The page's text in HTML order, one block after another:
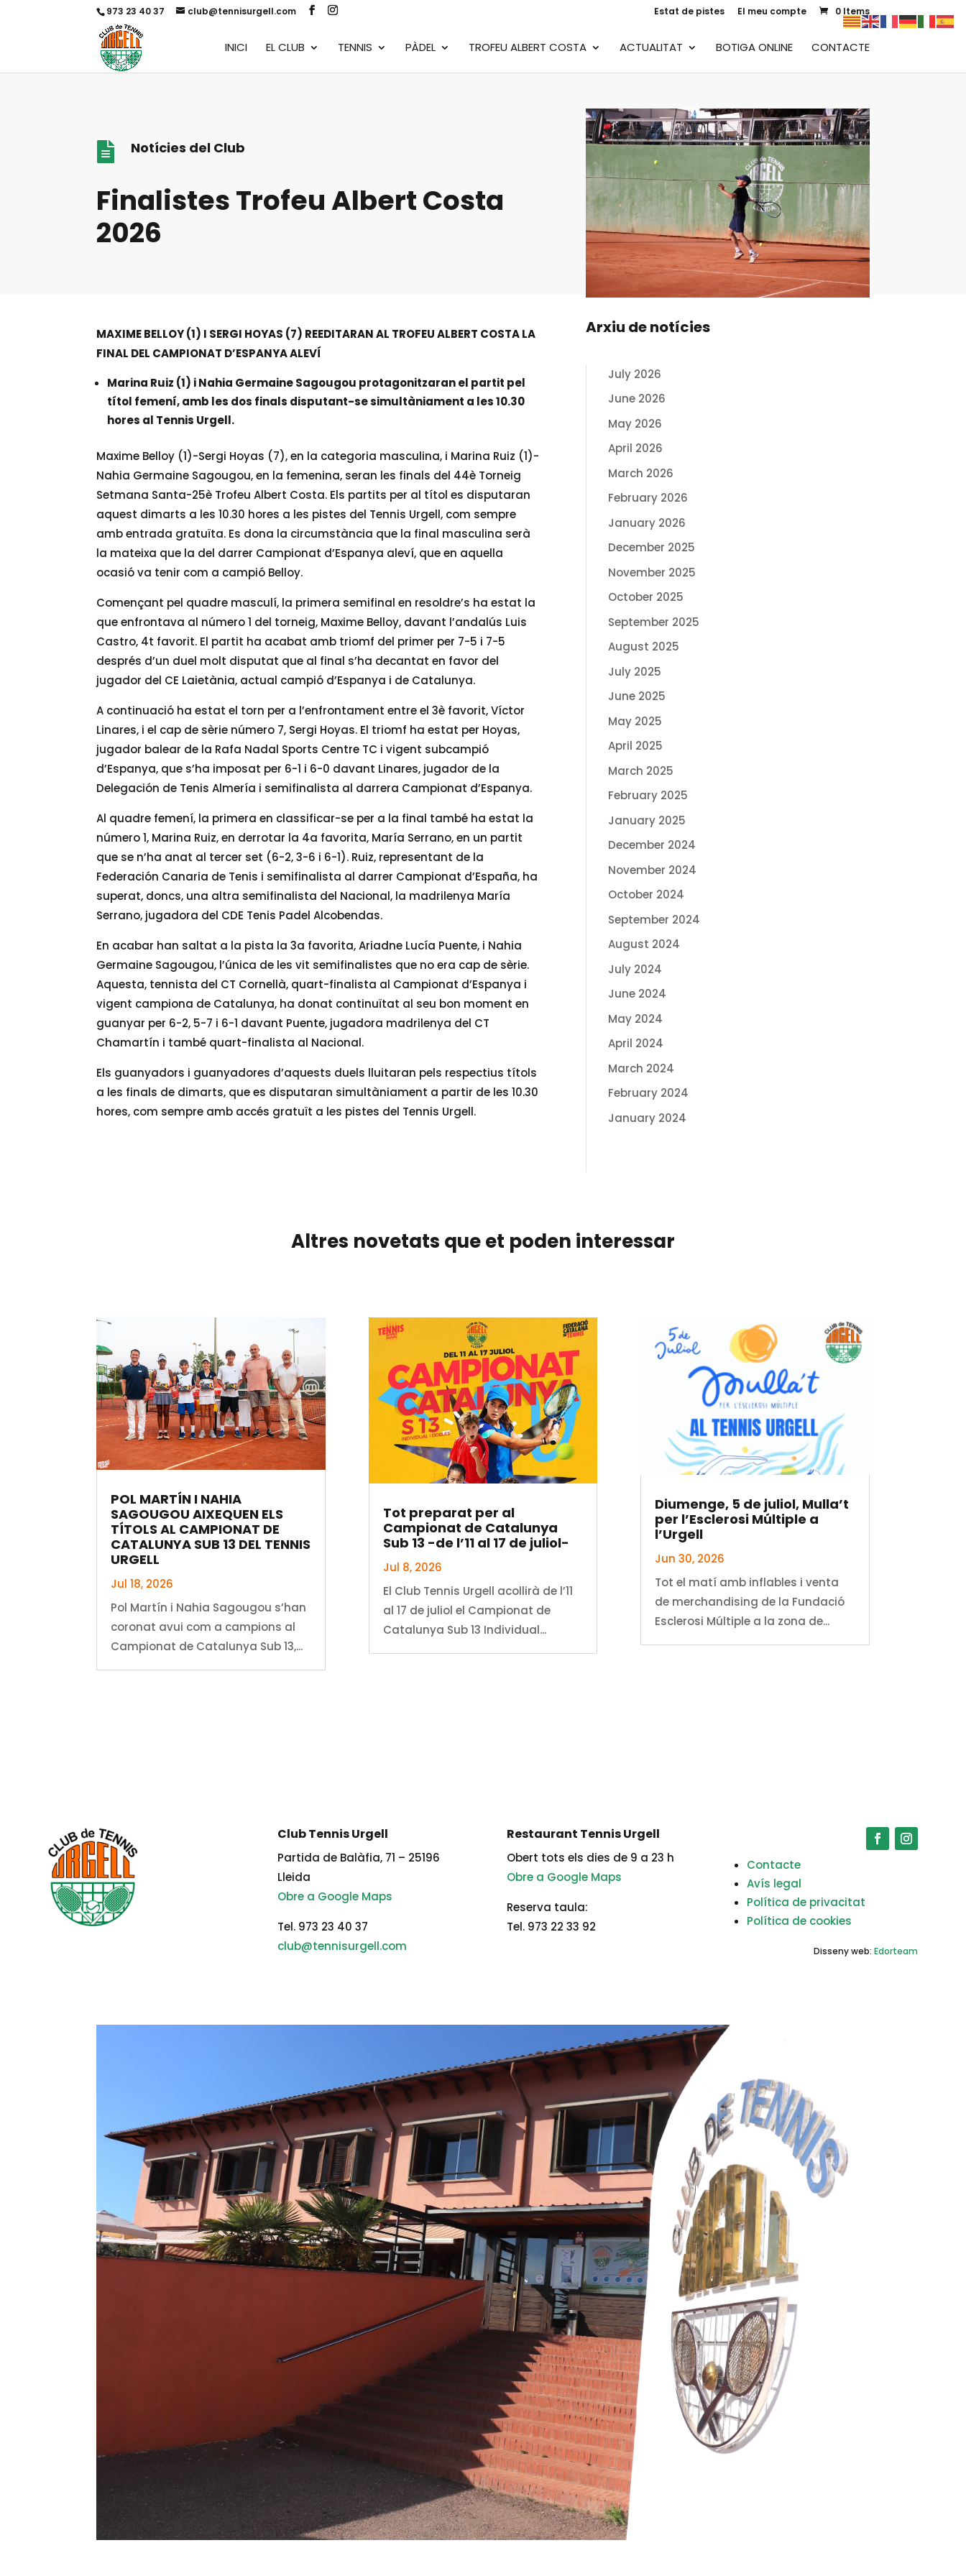
973 23 40 37 club@tennisurgell.com Estat de pistes El meu compte 0 Items
INICI EL CLUB TENNIS PÀDEL TROFEU ALBERT COSTA ACTUALITAT BOTIGA ONLINE CONTACTE
 Notícies del Club
Finalistes Trofeu Albert Costa
2026
MAXIME BELLOY (1) I SERGI HOYAS (7) REEDITARAN AL TROFEU ALBERT COSTA LA
FINAL DEL CAMPIONAT D’ESPANYA ALEVÍ
Marina Ruiz (1) i Nahia Germaine Sagougou protagonitzaran el partit pel
títol femení, amb les dos finals disputant-se simultàniament a les 10.30
hores al Tennis Urgell.
Maxime Belloy (1)-Sergi Hoyas (7), en la categoria masculina, i Marina Ruiz (1)-
Nahia Germaine Sagougou, en la femenina, seran les finals del 44è Torneig
Setmana Santa-25è Trofeu Albert Costa. Els partits per al títol es disputaran
aquest dimarts a les 10.30 hores a les pistes del Tennis Urgell, com sempre
amb entrada gratuïta. Es dona la circumstància que la final masculina serà
la mateixa que la del darrer Campionat d’Espanya aleví, que en aquella
ocasió va tenir com a campió Belloy.
Començant pel quadre masculí, la primera semifinal en resoldre’s ha estat la
que enfrontava al número 1 del torneig, Maxime Belloy, davant l’andalús Luis
Castro, 4t favorit. El partit ha acabat amb triomf del primer per 7-5 i 7-5
després d’un duel molt disputat que al final s’ha decantat en favor del
jugador del CE Laietània, actual campió d’Espanya i de Catalunya.
A continuació ha estat el torn per a l’enfrontament entre el 3è favorit, Víctor
Linares, i el cap de sèrie número 7, Sergi Hoyas. El triomf ha estat per Hoyas,
jugador balear de la Rafa Nadal Sports Centre TC i vigent subcampió
d’Espanya, que s’ha imposat per 6-1 i 6-0 davant Linares, jugador de la
Delegación de Tenis Almería i semifinalista al darrera Campionat d’Espanya.
Al quadre femení, la primera en classificar-se per a la final també ha estat la
número 1, Marina Ruiz, en derrotar la 4a favorita, María Serrano, en un partit
que se n’ha anat al tercer set (6-2, 3-6 i 6-1). Ruiz, representant de la
Federación Canaria de Tenis i semifinalista al darrer Campionat d’España, ha
superat, doncs, una altra semifinalista del Nacional, la madrilenya María
Serrano, jugadora del CDE Tenis Padel Alcobendas.
En acabar han saltat a la pista la 3a favorita, Ariadne Lucía Puente, i Nahia
Germaine Sagougou, l’única de les vit semifinalistes que no era cap de sèrie.
Aquesta, tennista del CT Cornellà, quart-finalista al Campionat d’Espanya i
vigent campiona de Catalunya, ha donat continuïtat al seu bon moment en
guanyar per 6-2, 5-7 i 6-1 davant Puente, jugadora madrilenya del CT
Chamartín i també quart-finalista al Nacional.
Els guanyadors i guanyadores d’aquests duels lluitaran pels respectius títols
a les finals de dimarts, que es disputaran simultàniament a partir de les 10.30
hores, com sempre amb accés gratuït a les pistes del Tennis Urgell.
Arxiu de notícies
July 2026
June 2026
May 2026
April 2026
March 2026
February 2026
January 2026
December 2025
November 2025
October 2025
September 2025
August 2025
July 2025
June 2025
May 2025
April 2025
March 2025
February 2025
January 2025
December 2024
November 2024
October 2024
September 2024
August 2024
July 2024
June 2024
May 2024
April 2024
March 2024
February 2024
January 2024
Altres novetats que et poden interessar
POL MARTÍN I NAHIA
SAGOUGOU AIXEQUEN ELS
TÍTOLS AL CAMPIONAT DE
CATALUNYA SUB 13 DEL TENNIS
URGELL
Jul 18, 2026
Pol Martín i Nahia Sagougou s’han
coronat avui com a campions al
Campionat de Catalunya Sub 13,...
Tot preparat per al
Campionat de Catalunya
Sub 13 -de l’11 al 17 de juliol-
Jul 8, 2026
El Club Tennis Urgell acollirà de l’11
al 17 de juliol el Campionat de
Catalunya Sub 13 Individual...
Diumenge, 5 de juliol, Mulla’t
per l’Esclerosi Múltiple a
l’Urgell
Jun 30, 2026
Tot el matí amb inflables i venta
de merchandising de la Fundació
Esclerosi Múltiple a la zona de...
Club Tennis Urgell
Partida de Balàfia, 71 – 25196
Lleida
Obre a Google Maps
Tel. 973 23 40 37
club@tennisurgell.com
Restaurant Tennis Urgell
Obert tots els dies de 9 a 23 h
Obre a Google Maps
Reserva taula:
Tel. 973 22 33 92
Contacte
Avís legal
Política de privacitat
Política de cookies
Disseny web: Edorteam